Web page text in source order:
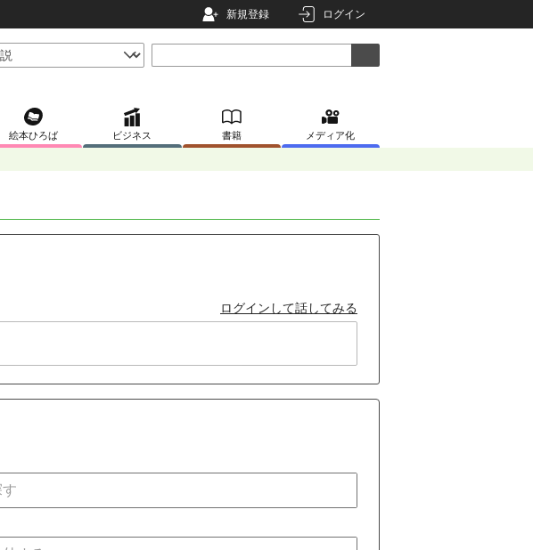
新規登録 ログイン
絵本ひろば ビジネス 書籍 メディア化
ログインして話してみる